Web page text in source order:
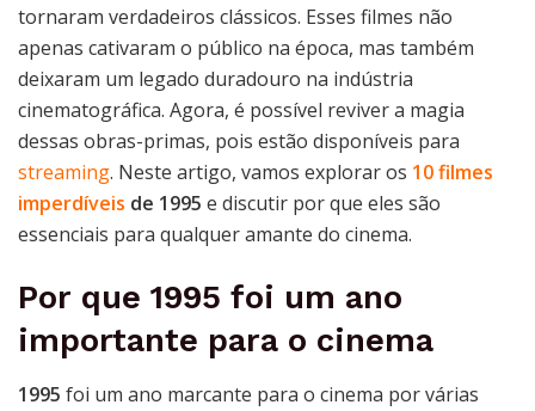
tornaram verdadeiros clássicos. Esses filmes não
apenas cativaram o público na época, mas também
deixaram um legado duradouro na indústria
cinematográfica. Agora, é possível reviver a magia
dessas obras-primas, pois estão disponíveis para
streaming. Neste artigo, vamos explorar os 10 filmes
imperdíveis de 1995 e discutir por que eles são
essenciais para qualquer amante do cinema.
Por que 1995 foi um ano
importante para o cinema
1995 foi um ano marcante para o cinema por várias